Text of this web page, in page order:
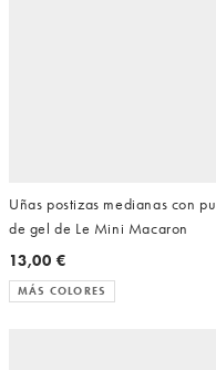
Uñas postizas medianas con
de gel de Le Mini Macaron
13,00 €
MÁS COLORES